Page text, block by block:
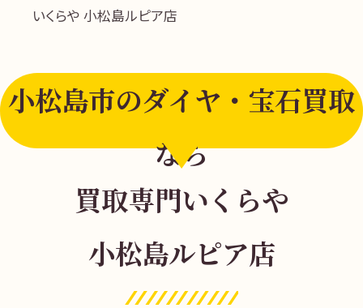
いくらや 小松島ルピア店
小松島市のダイヤ・宝石買取
なら
買取専門いくらや
小松島ルピア店